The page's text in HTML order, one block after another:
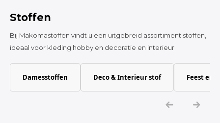
Katoen
Stoffen
Bij Makomastoffen vindt u een uitgebreid assortiment stoffen,
ideaal voor kleding hobby en decoratie en interieur
Damesstoffen Deco & Interieur stof Feest en